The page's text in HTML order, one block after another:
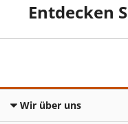
Entdecken
Wir über uns